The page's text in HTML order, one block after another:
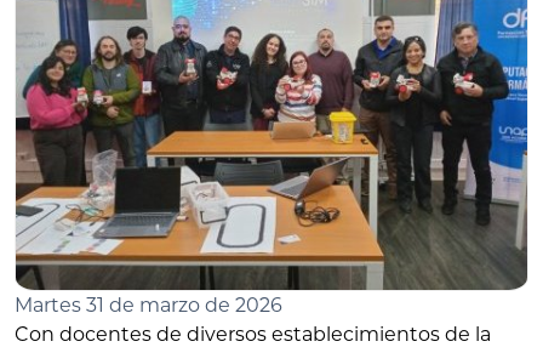
Martes 31 de marzo de 2026
Con docentes de diversos establecimientos de la